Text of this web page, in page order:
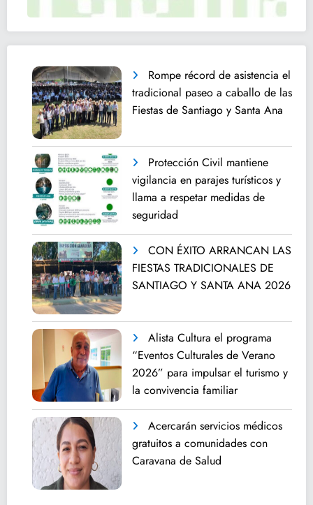
Rompe récord de asistencia el
tradicional paseo a caballo de las
Fiestas de Santiago y Santa Ana
Protección Civil mantiene
vigilancia en parajes turísticos y
llama a respetar medidas de
seguridad
CON ÉXITO ARRANCAN LAS
FIESTAS TRADICIONALES DE
SANTIAGO Y SANTA ANA 2026
Alista Cultura el programa
“Eventos Culturales de Verano
2026” para impulsar el turismo y
la convivencia familiar
Acercarán servicios médicos
gratuitos a comunidades con
Caravana de Salud